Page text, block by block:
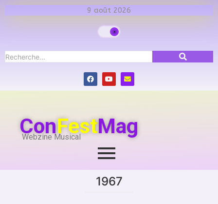
9 août 2026
ConFestMag
Webzine Musical
1967